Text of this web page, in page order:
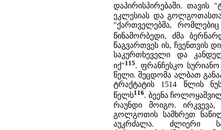
დაპირისპირებაში. თავის
ეკლესიას და
"ქართველებმა,
წინამორბედი, ძმა
წაგვართვეს ის, ჩვენთვის
საკურთხეველი და
იქ"115. ფრანჩესკო
წელი. შეცდომა ალბათ
ტრაქტატის 1514 წლის
წელს116. ბეენა
რაუნდი მოიგო.
გოლგოთის სამხრეთ
აუკრძალა. ძლიერი